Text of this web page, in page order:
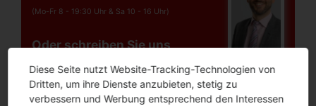
(Mo-Fr 8 - 19:30 Uhr & Sa 10 - 16 Uhr)
Oder schreiben Sie uns
Diese Seite nutzt Website-Tracking-Technologien von
Dritten, um ihre Dienste anzubieten, stetig zu
verbessern und Werbung entsprechend den Interessen